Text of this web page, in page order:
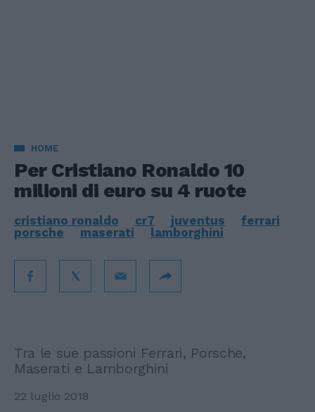
HOME
Per Cristiano Ronaldo 10
milioni di euro su 4 ruote
cristiano ronaldo cr7 juventus
ferrari
porsche
maserati lamborghini
Tra le sue passioni Ferrari, Porsche,
Maserati e Lamborghini
22 luglio 2018